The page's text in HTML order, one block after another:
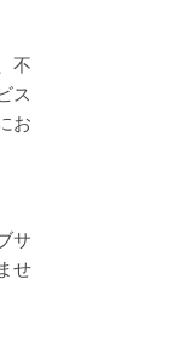
不
ス
お
サ
せ